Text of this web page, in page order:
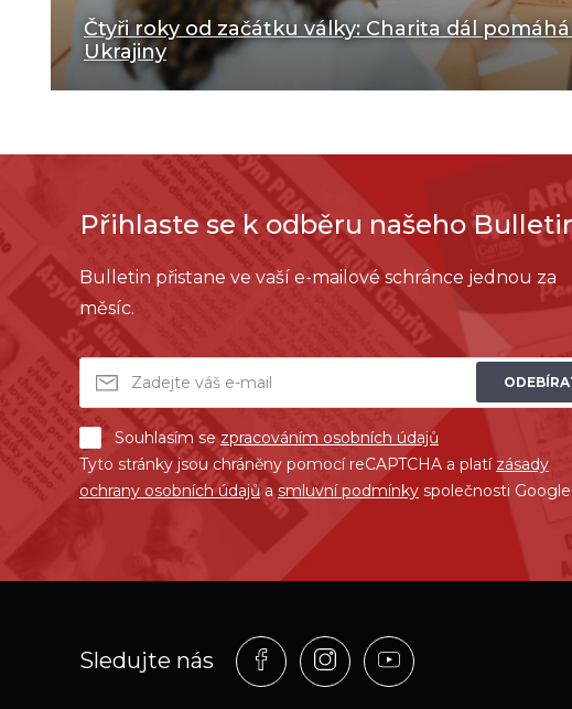
Čtyři roky od začátku války: Charita dál
Ukrajiny
Přihlaste se k odběru našeho
Bulletin přistane ve vaší e-mailové schránce jednou za
měsíc.
Souhlasím sezpracováním osobních údajů
Tyto stránky jsou chráněny pomocí reCAPTCHA a platí zásady
ochrany osobních údajů a smluvní podmínky společnosti Google
Sledujte nás
Profil
na
Profil
na
Profil
na